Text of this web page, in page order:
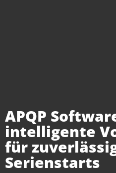
APQP
intelligente
für
Serienstarts